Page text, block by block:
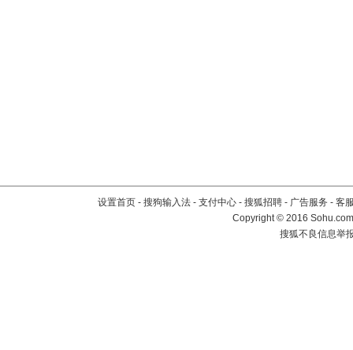
设置首页 - 搜狗输入法 - 支付中心 - 搜狐招聘 - 广告服务 - 客
Copyright©2016
搜狐不良信息举